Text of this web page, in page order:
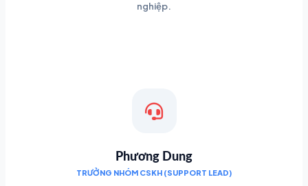
nghiệp.
Phương Dung
TRƯỞNG NHÓM CSKH (SUPPORT LEAD)